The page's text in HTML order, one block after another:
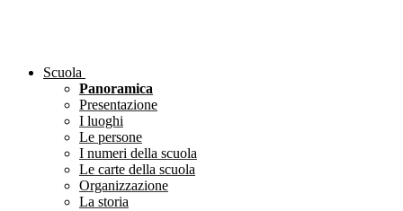
Scuola
Panoramica
Presentazione
I luoghi
Le persone
I numeri della scuola
Le carte della scuola
Organizzazione
La storia